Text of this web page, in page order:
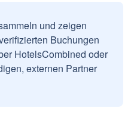
und zeigen
Buchungen
HotelsCombined oder
externen Partner